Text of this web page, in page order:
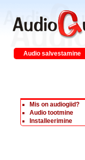
Audio salvestamine
Mis on audiogiid?
Audio tootmine
Installeerimine